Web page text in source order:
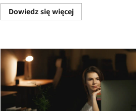
Dowiedz się więcejDowiedz
się
w
polskiej
gospodarce
–
rosnąca
rola
pracowników
zagranicy